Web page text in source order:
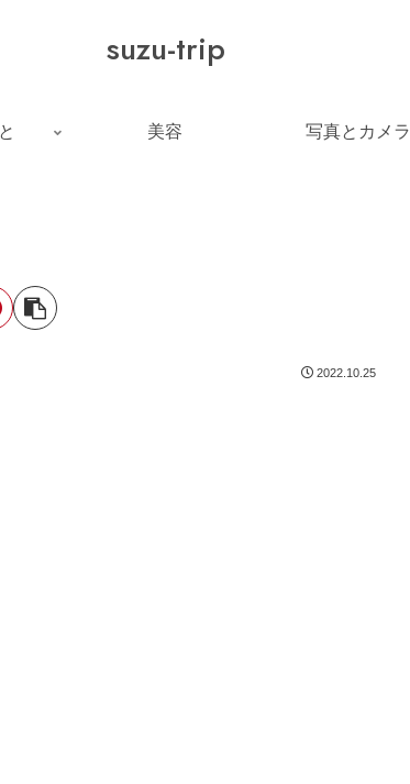
suzu-trip
美容 写真とカメラ
2022.10.25